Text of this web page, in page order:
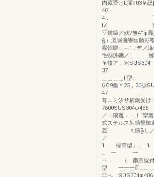
内藏受けL擢
4G 謡﹁埋
4， 「
I∠ 窪 〆
▽矯締／残7無
§｝灘瞬擁轡幽麟彩
霧韓辮．︷1∵乞／
毛蜘渉鋤／1 嫁
￥修ア，㈱
37
＿＿＿＿F型I I
GO9働￥25
47
葺︷ミ汐サ柄藏受け
／：磯難．．！“攣
式ステルス蝕鋳墾蜘
姦 〃鑛§し／・
／ ／／藩
1 標華型」… 1
… 一 一 一「
一… ｛ 南京錠付き
型 一一一皿
◎へ